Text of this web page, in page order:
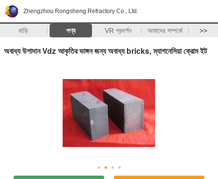
Zhengzhou Rongsheng Refractory Co., Ltd.
বাড়ি পণ্য VR প্রদর্শন আমাদের সম্পর্কে >>
অবাধ্য উপাদান Vdz আকৃতির ভাঙ্গন জন্য অবাধ্য bricks, ম্যাগনেসিয়া ক্রোম ইট